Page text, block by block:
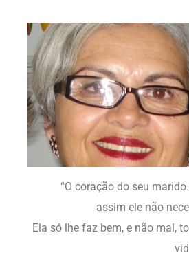
“O coração do seu
assim ele não
Ela só lhe faz bem, e não mal,